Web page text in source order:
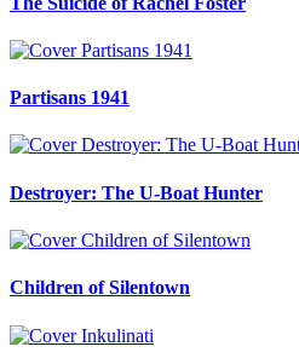
Partisans 1941
Destroyer: The U-Boat Hunter
Children of Silentown